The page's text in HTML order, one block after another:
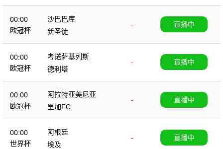
00:00
欧冠杯
沙巴巴库
-
新圣徒
直播中
00:00
欧冠杯
考诺萨基列斯
-
德利塔
直播中
00:00
欧冠杯
阿拉特亚美尼亚
-
里加FC
直播中
00:00
世界杯
阿根廷
-
埃及
直播中